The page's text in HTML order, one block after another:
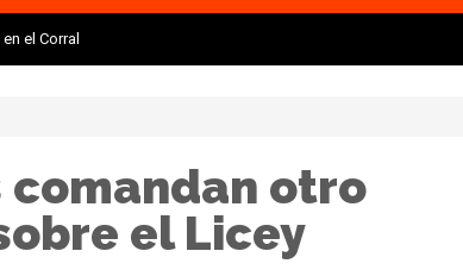
el Corral
comandan otro
el Licey